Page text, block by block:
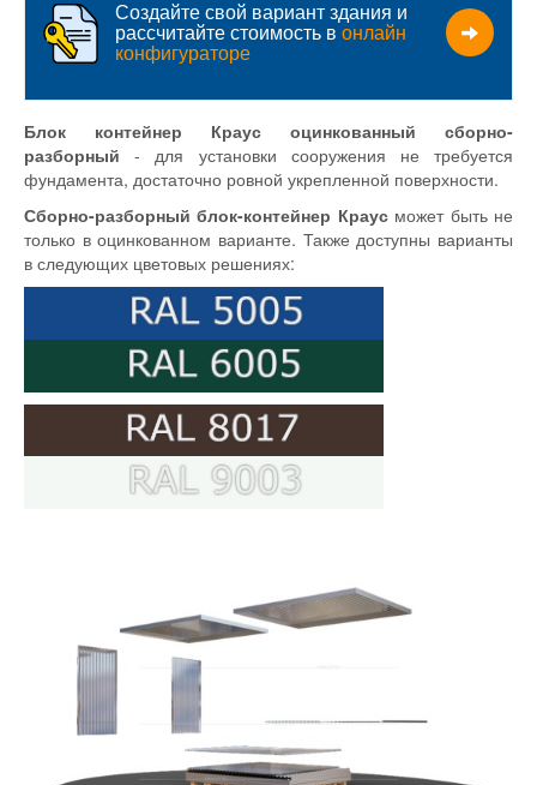
Создайте свой вариант здания и
рассчитайте стоимость в онлайн
конфигураторе
Блок контейнер Краус оцинкованный сборно-
разборный - для установки сооружения не требуется
фундамента, достаточно ровной укрепленной поверхности.
Сборно-разборный блок-контейнер Краусможет быть не
только в оцинкованном варианте. Также доступны варианты
в следующих цветовых решениях: